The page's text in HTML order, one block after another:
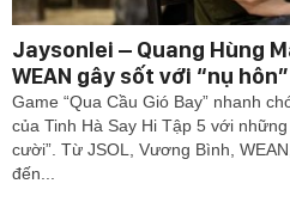
Jaysonlei – Quang Hùng
WEAN gây sốt với “nụ
Game “Qua Cầu Gió Bay” nhanh
của Tinh Hà Say Hi Tập 5 với
cười”. Từ JSOL, Vương Bình,
đến...